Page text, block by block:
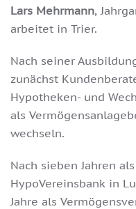
Lars Mehrmann,
arbeitet in Trier.
Nach seiner
zunächst
Hypotheken- und
als
wechseln.
Nach sieben Jahren
HypoVereinsbank in
Jahre als